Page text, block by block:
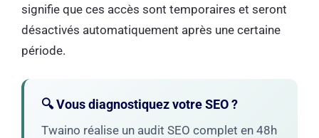
signifie que ces accès sont temporaires et seront
désactivés automatiquement après une certaine
période.
🔍 Vous diagnostiquez votre SEO ?
Twaino réalise un audit SEO complet en 48h